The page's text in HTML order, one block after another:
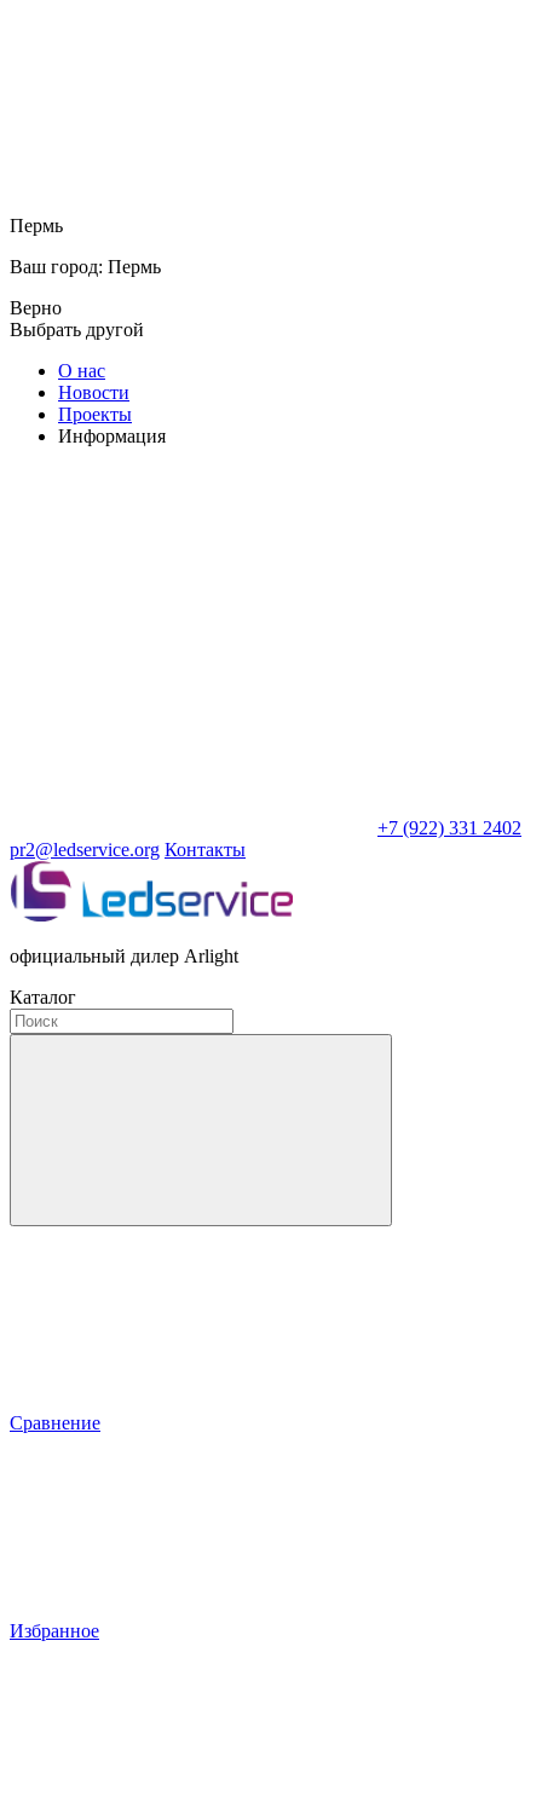
Пермь
Ваш город: Пермь
Верно
Выбрать другой
О нас
Новости
Проекты
Информация
+7 (922) 331 2402
pr2@ledservice.org Контакты
официальный дилер Arlight
Каталог
Сравнение
Избранное